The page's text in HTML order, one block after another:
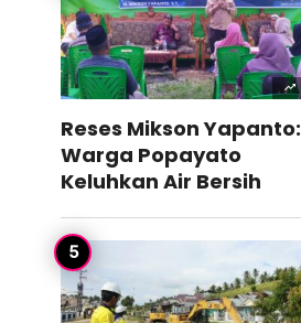
Reses Mikson Yapanto:
Warga Popayato
Keluhkan Air Bersih